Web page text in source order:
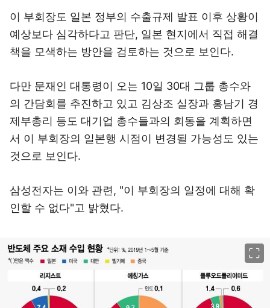
이 부회장도 일본 정부의 수출규제 발표 이후 상황이
예상보다 심각하다고 판단, 일본 현지에서 직접 해결
책을 모색하는 방안을 검토하는 것으로 보인다.
다만 문재인 대통령이 오는 10일 30대 그룹 총수와
의 간담회를 추진하고 있고 김상조 실장과 홍남기 경
제부총리 등도 대기업 총수들과의 회동을 계획하면
서 이 부회장의 일본행 시점이 변경될 가능성도 있는
것으로 보인다.
삼성전자는 이와 관련, "이 부회장의 일정에 대해 확
인할 수 없다"고 밝혔다.